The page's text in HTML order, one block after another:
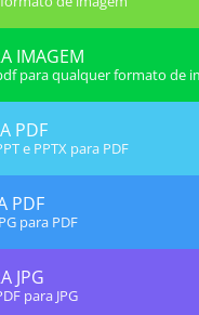
IMAGEM
para qualquer formato de
PDF
e PPTX para PDF
PDF
para PDF
JPG
para JPG